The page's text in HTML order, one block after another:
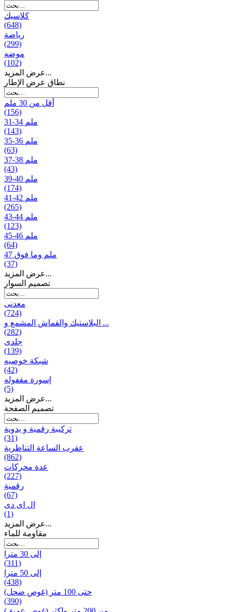
كلاسيك
(648)
رياضة
(299)
موضه
(102)
عرض المزيد...
نطاق عرض الإطار
أقل من 30 ملم
(156)
31-34 ملم
(143)
35-36 ملم
(63)
37-38 ملم
(43)
39-40 ملم
(174)
41-42 ملم
(265)
43-44 ملم
(123)
45-46 ملم
(64)
47 ملم وما فوق
(37)
عرض المزيد...
تصمیم السوار
معدنی
(724)
البلاستيك والقماش المشمع و ...
(282)
جلدی
(139)
شبكة خوصیه
(42)
إسورة مقفوله
(5)
عرض المزيد...
تصميم الصفحة
تركيبة رقمية و يدوية
(31)
عقرب الساعة التناظرية
(862)
عدة محركات
(227)
رقمية
(67)
ال ای دی
(1)
عرض المزيد...
مقاومة للماء
إلى 30 مترا
(311)
إلى 50 مترا
(438)
حتى 100 متر (غوص ضحل)
(390)